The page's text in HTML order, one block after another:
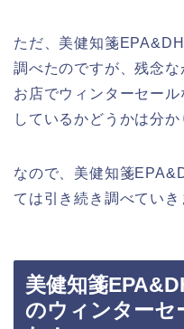
ただ、美健知箋
調べたのですが、残念
お店でウィンターセー
しているかどうかは分か
なので、美健知箋
ては引き続き調べていき
美健知箋
のウィンターセ